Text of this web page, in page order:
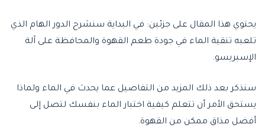
يحتوي هذا المقال على جزئين: في البداية سنشرح الدور الهام الذي
تلعبه تنقية الماء في جودة طعم القهوة والمحافظة على آلة
الإسبريسو.
سنذكر بعد ذلك المزيد من التفاصيل عما يحدث في الماء ولماذا
يستحق الأمر أن تتعلم كيفية اختبار الماء بنفسك لتصل إلى
أفضل مذاق ممكن من القهوة.